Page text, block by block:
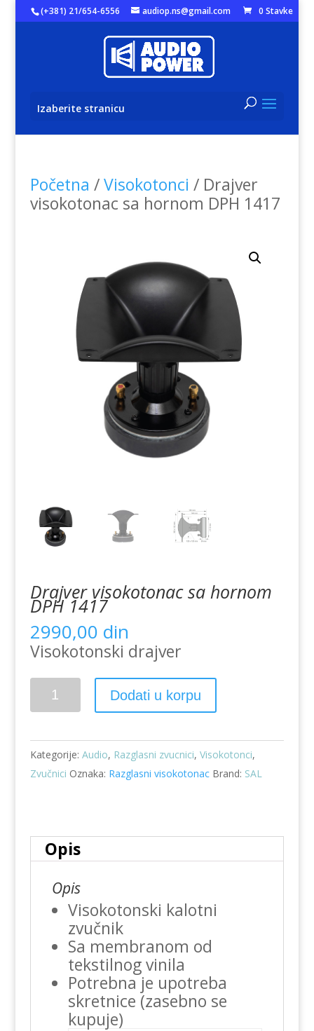
(+381) 21/654-6556 audiop.ns@gmail.com 0 Stavke
Izaberite stranicu
Početna /Visokotonci / Drajver
visokotonac sa hornom DPH 1417
Drajver visokotonac sa hornom
DPH 1417
2990,00 din
Visokotonski drajver
Drajver
visokotonac
hornom
DPH
1417
Dodati u korpu
Kategorije: Audio, Razglasni zvucnici, Visokotonci,
Zvučnici Oznaka: Razglasni visokotonac Brand: SAL
Opis
Opis
Visokotonski kalotni
zvučnik
Sa membranom od
tekstilnog vinila
Potrebna je upotreba
skretnice (zasebno se
kupuje)